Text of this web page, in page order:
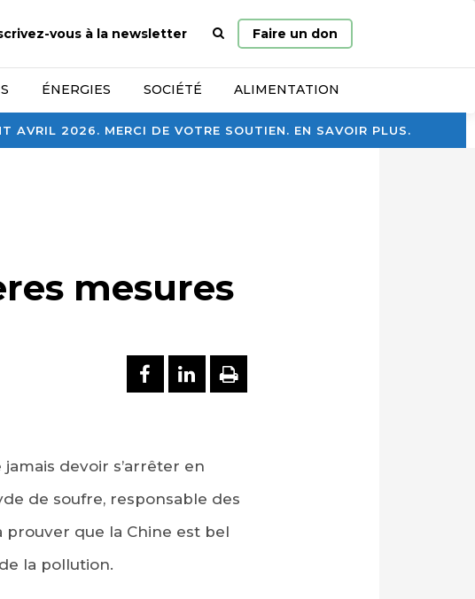
AVRIL 2026. MERCI DE VOTRE SOUTIEN. EN SAVOIR PLUS.
vous à la newsletter
Page
d’accueil
Faire un don
ÉNERGIES SOCIÉTÉ ALIMENTATION
mesures
PARTAGER SUR FACEBOOK
PARTAGER SUR
IMPRIMER
devoir s’arrêter en
de soufre, responsable des
que la Chine est bel
la pollution.